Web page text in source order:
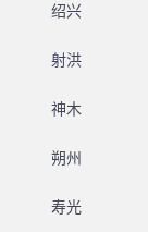
绍兴
射洪
神木
朔州
寿光